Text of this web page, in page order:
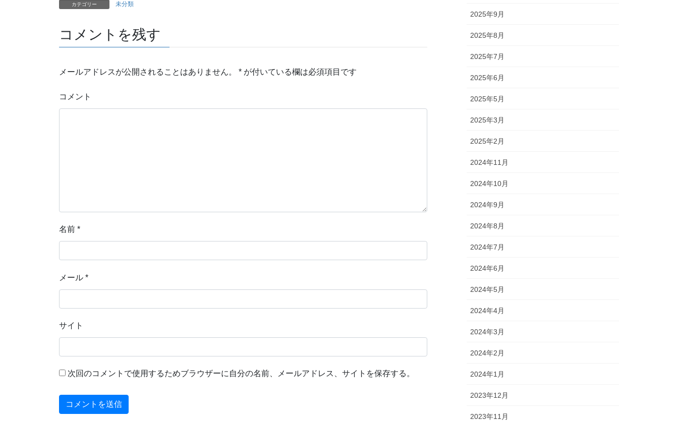
カテゴリー 未分類
コメントを残す
メールアドレスが公開されることはありません。 * が付いている欄は必須項目です
コメント
名前 *
メール *
サイト
次回のコメントで使用するためブラウザーに自分の名前、メールアドレス、サイトを保存する。
2025年9月
2025年8月
2025年7月
2025年6月
2025年5月
2025年3月
2025年2月
2024年11月
2024年10月
2024年9月
2024年8月
2024年7月
2024年6月
2024年5月
2024年4月
2024年3月
2024年2月
2024年1月
2023年12月
2023年11月